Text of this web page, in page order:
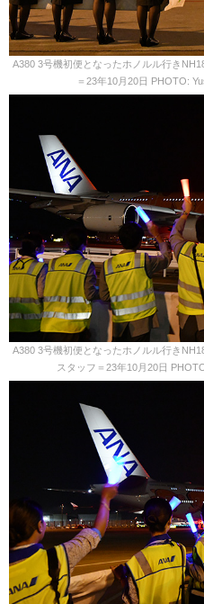
A380 3号機初便となったホノルル行き
＝23年10月20日 PHOTO:
A380 3号機初便となったホノルル行き
スタッフ＝23年10月20日